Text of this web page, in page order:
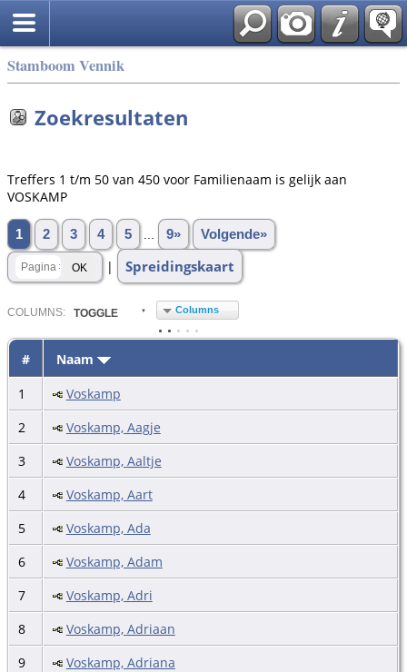
Stamboom Vennik
Zoekresultaten
Treffers 1 t/m 50 van 450 voor Familienaam is gelijk aan
VOSKAMP
1 2 3 4 5 9» Volgende»
| Spreidingskaart
COLUMN S: TOGGLE Columns
#
Naam
1
Voskamp
2
Voskamp, Aagje
3
Voskamp, Aaltje
4
Voskamp, Aart
5
Voskamp, Ada
6
Voskamp, Adam
7
Voskamp, Adri
8
Voskamp, Adriaan
9
Voskamp, Adriana